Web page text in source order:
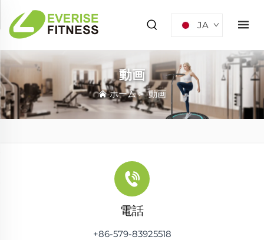
JA
動画
ホーム>動画
電話
+86-579-83925518